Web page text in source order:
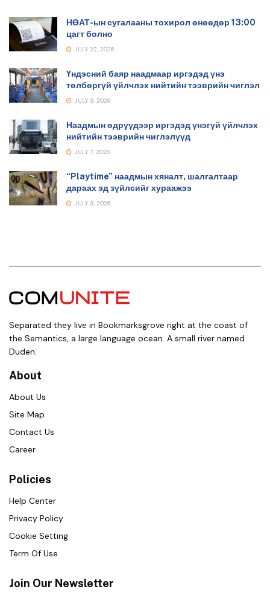
НӨАТ-ын сугалааны тохирол өнөөдөр 13:00
цагт болно
JULY 22, 2026
Үндэсний баяр наадмаар иргэдэд үнэ
төлбөргүй үйлчлэх нийтийн тээврийн чиглэл
JULY 9, 2026
Наадмын өдрүүдээр иргэдэд үнэгүй үйлчлэх
нийтийн тээврийн чиглэлүүд
JULY 7, 2026
“Playtime” наадмын хяналт, шалгалтаар
дараах эд зүйлсийг хураажээ
JULY 3, 2026